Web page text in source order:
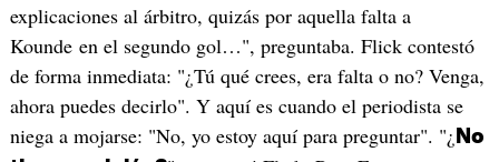
explicaciones al árbitro, quizás por aquella falta a
Kounde en el segundo gol…", preguntaba. Flick contestó
de forma inmediata: "¿Tú qué crees, era falta o no? Venga,
ahora puedes decirlo". Y aquí es cuando el periodista se
niega a mojarse: "No, yo estoy aquí para preguntar". "¿ No